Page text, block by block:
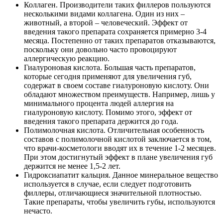
Коллаген. Производители таких филлеров пользуются
несколькими видами коллагена. Один из них –
животный, а второй – человеческий. Эффект от
введения такого препарата сохраняется примерно 3-4
месяца. Постепенно от таких препаратов отказываются,
поскольку они довольно часто провоцируют
аллергическую реакцию.
Гиалуроновая кислота. Большая часть препаратов,
которые сегодня применяют для увеличения губ,
содержат в своем составе гиалуроновую кислоту. Они
обладают множеством преимуществ. Например, лишь у
минимального процента людей аллергия на
гиалуроновую кислоту. Помимо этого, эффект от
введения такого препарата держится до года.
Полимолочная кислота. Отличительная особенность
составов с полимолочной кислотой заключается в том,
что врачи-косметологи вводят их в течение 1-2 месяцев.
При этом достигнутый эффект в плане увеличения губ
держится не менее 1,5-2 лет.
Гидроксиапатит кальция. Данное минеральное вещество
используется в случае, если следует подготовить
филлеры, отличающиеся значительной плотностью.
Такие препараты, чтобы увеличить губы, используются
нечасто.